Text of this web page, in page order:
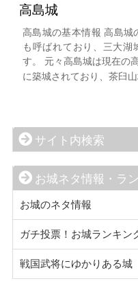
高島城
高島城の基本情報 高島城
も呼ばれており、三大湖
す。 元々高島城は現在の
に築城されており、茶臼
サイト内検索
お城ネタ情報・ラ
お城のネタ情報
ガチ投票！お城ランキン
戦国武将にゆかりある城